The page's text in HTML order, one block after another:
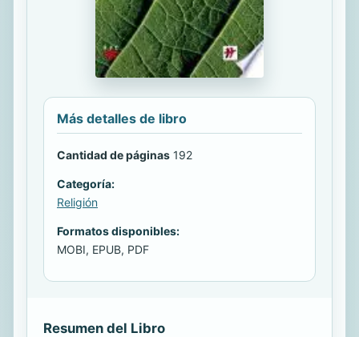
Más detalles de libro
Cantidad de páginas 192
Categoría:
Religión
Formatos disponibles:
MOBI, EPUB, PDF
Resumen del Libro